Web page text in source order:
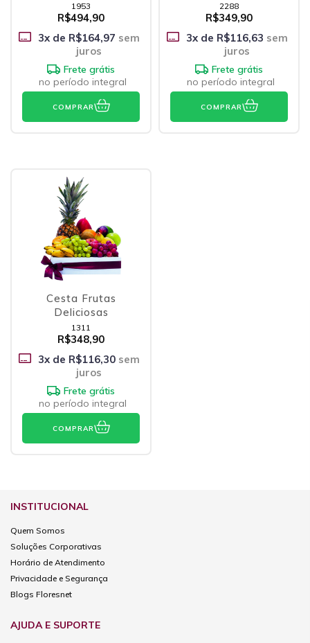
1953
R$494,90
3x de R$164,97 sem
juros
Frete grátis
no período integral
COMPRAR
2288
R$349,90
3x de R$116,63 sem
juros
Frete grátis
no período integral
COMPRAR
Cesta Frutas
Deliciosas
1311
R$348,90
3x de R$116,30sem
juros
Frete grátis
no período integral
COMPRAR
INSTITUCIONAL
Quem Somos
Soluções Corporativas
Horário de Atendimento
Privacidade e Segurança
Blogs Floresnet
AJUDA E SUPORTE